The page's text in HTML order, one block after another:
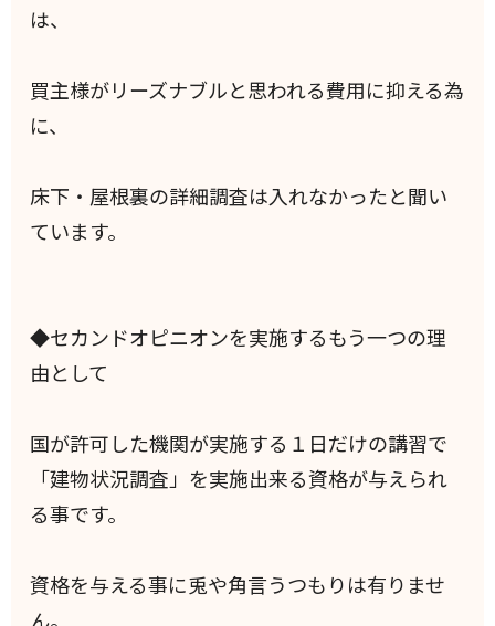
は、
買主様がリーズナブルと思われる費用に抑える為
に、
床下・屋根裏の詳細調査は入れなかったと聞い
ています。
◆セカンドオピニオンを実施するもう一つの理
由として
国が許可した機関が実施する１日だけの講習で
「建物状況調査」を実施出来る資格が与えられ
る事です。
資格を与える事に兎や角言うつもりは有りませ
ん。